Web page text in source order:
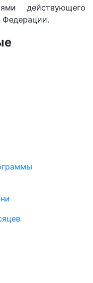
действующего
Федерации.